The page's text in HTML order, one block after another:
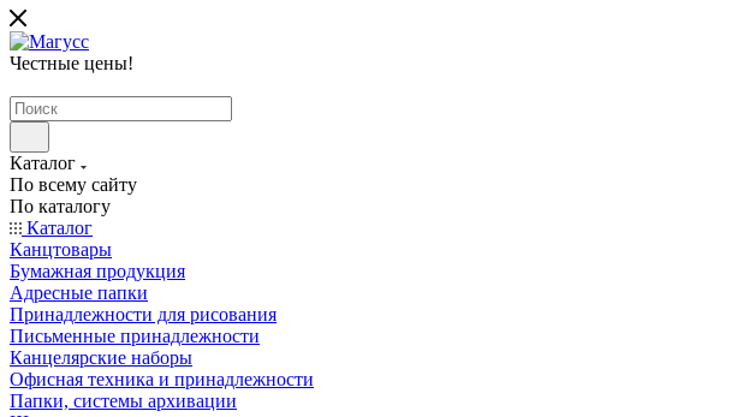
Честные цены!
Каталог
По всему сайту
По каталогу
Каталог
Канцтовары
Бумажная продукция
Адресные папки
Принадлежности для рисования
Письменные принадлежности
Канцелярские наборы
Офисная техника и принадлежности
Папки, системы архивации